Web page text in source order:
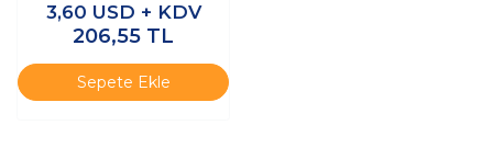
3,60 USD + KDV
206,55 TL
Sepete Ekle